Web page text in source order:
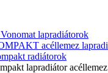
lapradiátorok
acéllemez
radiátorok
lapradiátor